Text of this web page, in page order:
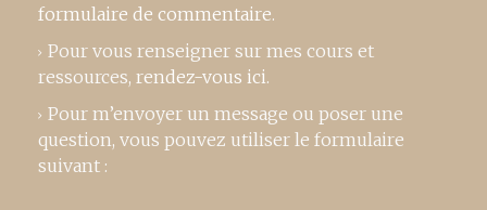
formulaire de commentaire.
Pour vous renseigner sur mes cours et
ressources, rendez-vous ici.
Pour m’envoyer un message ou poser une
question, vous pouvez utiliser le formulaire
suivant :